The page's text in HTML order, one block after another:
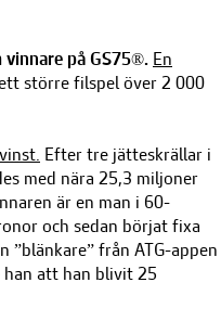
på GS75®. En
större filspel över 2 000
Efter tre jätteskrällar i
med nära 25,3 miljoner
är en man i 60-
och sedan börjat fixa
”blänkare” från ATG-appen
han att han blivit 25